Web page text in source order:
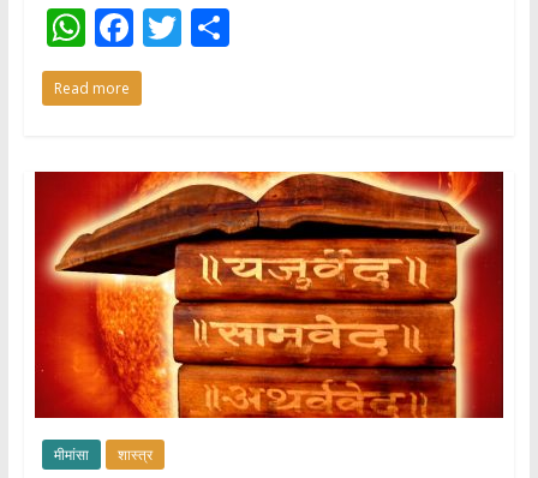
W
h
at
A
p
p
F
ac
e
o
o
k
T S
Read more
मीमांसा शास्त्र